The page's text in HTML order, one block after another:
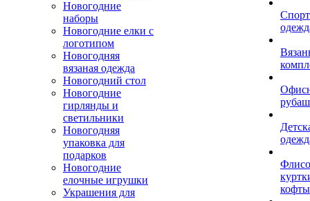
Новогодние
наборы
Новогодние елки с
логотипом
Новогодняя
вязаная одежда
Новогодний стол
Новогодние
гирлянды и
светильники
Новогодняя
упаковка для
подарков
Новогодние
елочные игрушки
Украшения для
кофты